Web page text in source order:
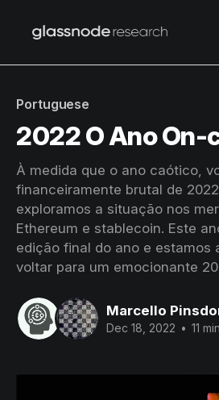
Portuguese
2022 O Ano On-
À medida que o ano caótico,
financeiramente brutal de
exploramos a situação nos
Ethereum e stablecoin. Este
edição final do ano e estamos
voltar para um emocionante
Marcello
Dec 18, 2022 • 11